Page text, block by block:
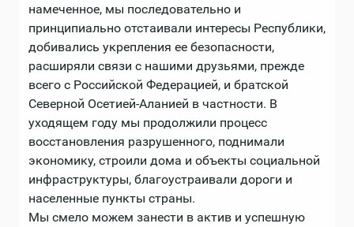
намеченное, мы последовательно и
принципиально отстаивали интересы Республики,
добивались укрепления ее безопасности,
расширяли связи с нашими друзьями, прежде
всего с Российской Федерацией, и братской
Северной Осетией-Аланией в частности. В
уходящем году мы продолжили процесс
восстановления разрушенного, поднимали
экономику, строили дома и объекты социальной
инфраструктуры, благоустраивали дороги и
населенные пункты страны.
Мы смело можем занести в актив и успешную